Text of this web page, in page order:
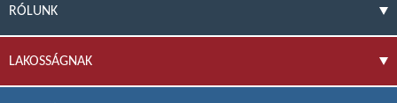
RÓLUNK
LAKOSSÁGNAK